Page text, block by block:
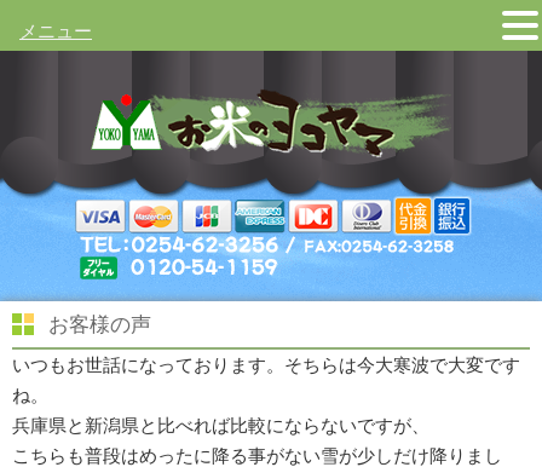
お客様の声
いつもお世話になっております。そちらは今大寒波で大変です
ね。
兵庫県と新潟県と比べれば比較にならないですが、
こちらも普段はめったに降る事がない雪が少しだけ降りまし
メニュー